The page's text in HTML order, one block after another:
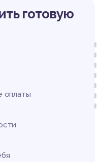
готовую
оплаты